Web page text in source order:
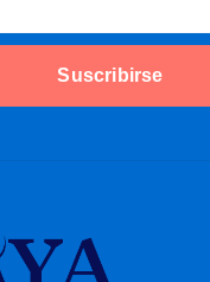
Suscribirse